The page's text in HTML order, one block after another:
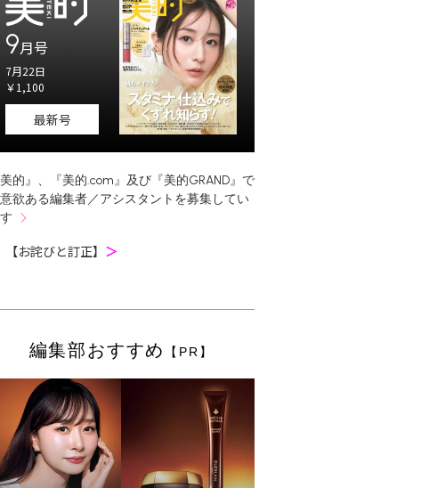
9月号
7月22日
￥1,100
最新号
美的』、『美的.com』及び『美的GRAND』で
欲ある編集者／アシスタントを募集してい
【お詫びと訂正】 ＞
編集部おすすめ 【PR】